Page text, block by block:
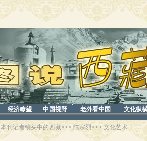
文化纵
老外看中国
中国视野
经济瞭望
本刊记者镜头中的西藏>>> 陈宗烈>>> 文化艺术